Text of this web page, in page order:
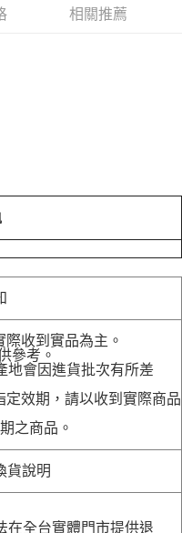
相關推薦
收到實品為主。
參考。
會因進貨批次有所差
效期，請以收到實際商品
之商品。
貨說明
在全台實體門市提供退